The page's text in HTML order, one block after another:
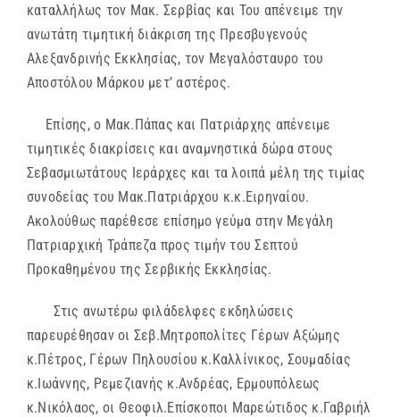
καταλλήλως τον Μακ. Σερβίας και Του απένειμε την
ανωτάτη τιμητική διάκριση της Πρεσβυγενούς
Αλεξανδρινής Εκκλησίας, τον Μεγαλόσταυρο του
Αποστόλου Μάρκου μετ’ αστέρος.
Επίσης, ο Μακ.Πάπας και Πατριάρχης απένειμε
τιμητικές διακρίσεις και αναμνηστικά δώρα στους
Σεβασμιωτάτους Ιεράρχες και τα λοιπά μέλη της τιμίας
συνοδείας του Μακ.Πατριάρχου κ.κ.Ειρηναίου.
Ακολούθως παρέθεσε επίσημο γεύμα στην Μεγάλη
Πατριαρχική Τράπεζα προς τιμήν του Σεπτού
Προκαθημένου της Σερβικής Εκκλησίας.
Στις ανωτέρω φιλάδελφες εκδηλώσεις
παρευρέθησαν οι Σεβ.Μητροπολίτες Γέρων Αξώμης
κ.Πέτρος, Γέρων Πηλουσίου κ.Καλλίνικος, Σουμαδίας
κ.Ιωάννης, Ρεμεζιανής κ.Ανδρέας, Ερμουπόλεως
κ.Νικόλαος, οι Θεοφιλ.Επίσκοποι Μαρεώτιδος κ.Γαβριήλ